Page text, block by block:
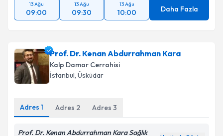
13 Ağu
09:00
13 Ağu
09:30
13 Ağu
10:00 Daha Fazla
Prof. Dr. Kenan Abdurrahman Kara
Kalp Damar Cerrahisi
İstanbul, Üsküdar
Adres 1 Adres 2 Adres 3
Prof. Dr. Kenan Abdurrahman Kara Sağlık